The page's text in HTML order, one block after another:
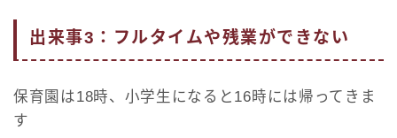
出来事3：フルタイムや残業ができない
保育園は18時、小学生になると16時には帰ってきま
す